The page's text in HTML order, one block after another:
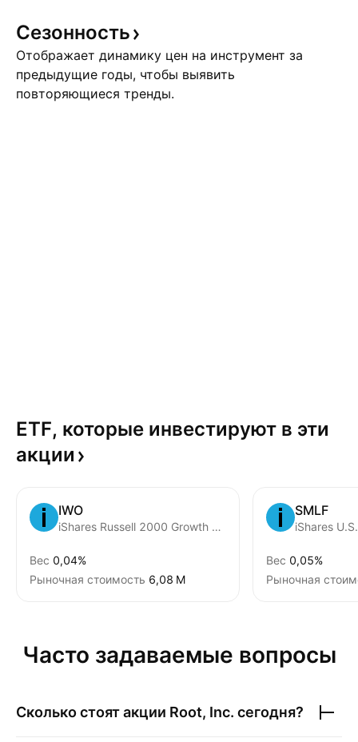
Сезонность
Отображает динамику цен на инструмент за
предыдущие годы, чтобы выявить
повторяющиеся тренды.
ETF, которые инвестируют в эти
акции
IWO
iShares Russell 2000 Growth ETF
Вес 0,04%
Рыночная стоимость ‪6,08 M‬
SMLF
Вес 0,05%
Рыночная
Часто задаваемые вопросы
Сколько стоят акции Root, Inc. сегодня?